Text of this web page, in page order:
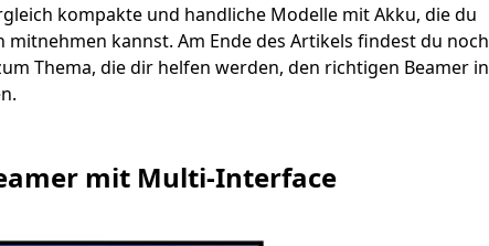
kompakte und handliche Modelle mit Akku, die du
kannst. Am Ende des Artikels findest du noch
Thema, die dir helfen werden, den richtigen Beamer in
mit Multi-Interface